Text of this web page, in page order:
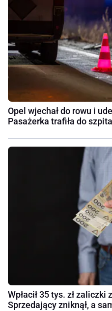
Opel wjechał do rowu i
Pasażerka trafiła do
Wpłacił 35 tys. zł zaliczki
Sprzedający zniknął, a